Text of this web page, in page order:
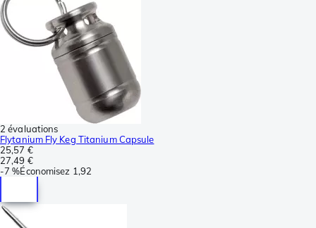
2 évaluations
Flytanium Fly Keg Titanium Capsule
25,57 €
27,49 €
-7 %Économisez 1,92